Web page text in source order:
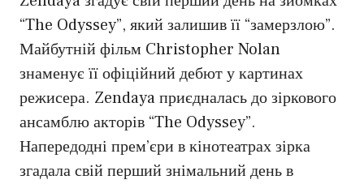
“The Odyssey”, який залишив її “замерзлою”.
Майбутній фільм Christopher Nolan
знаменує її офіційний дебют у картинах
режисера. Zendaya приєдналась до зіркового
ансамблю акторів “The Odyssey”.
Напередодні прем’єри в кінотеатрах зірка
згадала свій перший знімальний день в